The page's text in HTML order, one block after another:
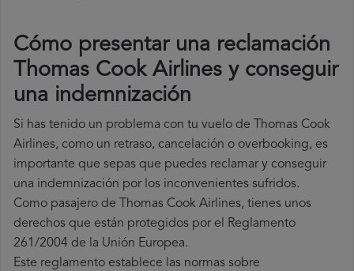
Cómo presentar una reclamación
Thomas Cook Airlines y conseguir
una indemnización
Si has tenido un problema con tu vuelo de Thomas Cook
Airlines, como un retraso, cancelación o overbooking, es
importante que sepas que puedes reclamar y conseguir
una indemnización por los inconvenientes sufridos.
Como pasajero de Thomas Cook Airlines, tienes unos
derechos que están protegidos por el Reglamento
261/2004 de la Unión Europea.
Este reglamento establece las normas sobre